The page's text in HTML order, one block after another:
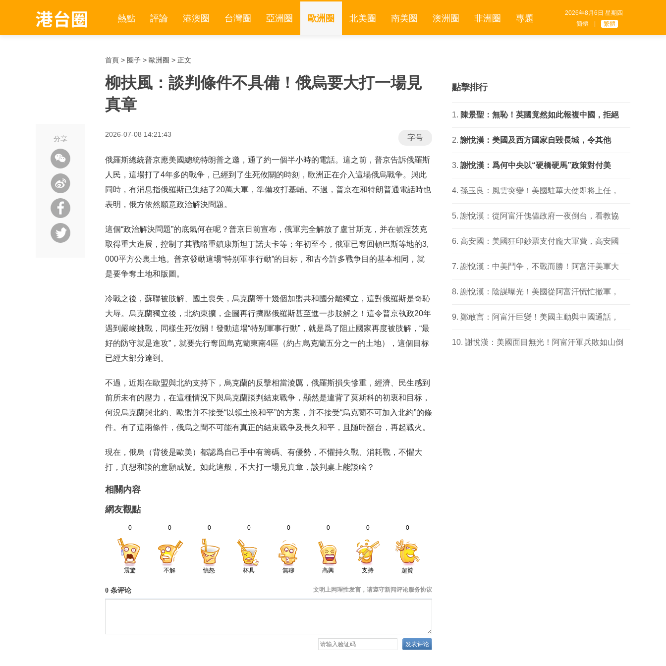
2026年8月6日 星期四
簡體
繁體
熱點 評論 港澳圈 台灣圈 亞洲圈 歐洲圈 北美圈 南美圈 澳洲圈 非洲圈 專題
首頁 > 圈子 > 歐洲圈 > 正文
柳扶風：談判條件不具備！俄烏要大打一場見
真章
2026-07-08 14:21:43 字号
分享
俄羅斯總統普京應美國總統特朗普之邀，通了約一個半小時的電話。這之前，普京告訴俄羅斯
人民，這場打了4年多的戰争，已經到了生死攸關的時刻，歐洲正在介入這場俄烏戰争。與此
同時，有消息指俄羅斯已集結了20萬大軍，準備攻打基輔。不過，普京在和特朗普通電話時也
表明，俄方依然願意政治解決問題。
這個“政治解決問題”的底氣何在呢？普京日前宣布，俄軍完全解放了盧甘斯克，并在頓涅茨克
取得重大進展，控制了其戰略重鎮康斯坦丁諾夫卡等；年初至今，俄軍已奪回頓巴斯等地的3,
000平方公裏土地。普京發動這場“特别軍事行動”的目标，和古今許多戰争目的基本相同，就
是要争奪土地和版圖。
冷戰之後，蘇聯被肢解、國土喪失，烏克蘭等十幾個加盟共和國分離獨立，這對俄羅斯是奇恥
大辱。烏克蘭獨立後，北約東擴，企圖再行擠壓俄羅斯甚至進一步肢解之！這令普京執政20年
遇到嚴峻挑戰，同樣生死攸關！發動這場“特别軍事行動”，就是爲了阻止國家再度被肢解，“最
好的防守就是進攻”，就要先行奪回烏克蘭東南4區（約占烏克蘭五分之一的土地），這個目标
已經大部分達到。
不過，近期在歐盟與北約支持下，烏克蘭的反擊相當淩厲，俄羅斯損失慘重，經濟、民生感到
前所未有的壓力，在這種情況下與烏克蘭談判結束戰争，顯然是違背了莫斯科的初衷和目标，
何況烏克蘭與北約、歐盟并不接受“以領土換和平”的方案，并不接受“烏克蘭不可加入北約”的條
件。有了這兩條件，俄烏之間不可能有真正的結束戰争及長久和平，且随時翻台，再起戰火。
現在，俄烏（背後是歐美）都認爲自己手中有籌碼、有優勢，不懼持久戰、消耗戰，不懼大
打，真想和談的意願成疑。如此這般，不大打一場見真章，談判桌上能談啥？
相關内容
網友觀點
0
震驚
0
不解
0
憤怒
0
杯具
0
無聊
0
高興
0
支持
0
超贊
點擊排行
陳景聖：無恥！英國竟然如此報複中國，拒絕
​謝悅漢：美國及西方國家自毀長城，令其他
謝悅漢：爲何中央以“硬橋硬馬”政策對付美
孫玉良：風雲突變！美國駐華大使即将上任，
謝悅漢：從阿富汗傀儡政府一夜倒台，看教協
高安國：美國狂印鈔票支付龐大軍費，高安國
謝悅漢：中美鬥争，不戰而勝！阿富汗美軍大
謝悅漢：陰謀曝光！美國從阿富汗慌忙撤軍，
鄭敢言：阿富汗巨變！美國主動與中國通話，
謝悅漢：美國面目無光！阿富汗軍兵敗如山倒